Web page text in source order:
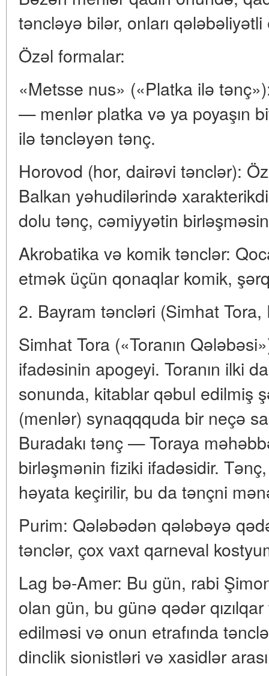
təncləyə bilər, onları
Özəl formalar:
«Metsse nus» («Platka ilə
— menlər platka və ya poyaşın
ilə təncləyən tənç.
Horovod (hor, dairəvi tənclər):
Balkan yəhudilərində
dolu tənç, cəmiyyətin
Akrobatika və komik tənclər:
etmək üçün qonaqlar komik,
2. Bayram təncləri (Simhat
Simhat Tora («Toranın
ifadəsinin apogeyi. Toranın ilki
sonunda, kitablar qəbul edilmiş
(menlər) synaqqquda bir neçə
Buradakı tənç — Toraya
birləşmənin fiziki ifadəsidir.
həyata keçirilir, bu da tənçni
Purim: Qələbədən qələbəyə
tənclər, çox vaxt qarneval
Lag bə-Amer: Bu gün, rabi
olan gün, bu günə qədər
edilməsi və onun etrafında
dinclik sionistləri və xasidlər